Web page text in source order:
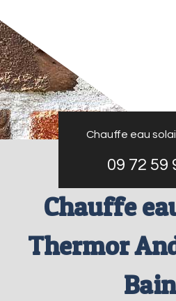
Chauffe eau
09 72 59
Chauffe
Thermor